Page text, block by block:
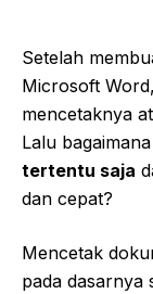
Setelah
Microsoft
mencetaknya
Lalu bagaimana
tertentu saja
dan cepat?
Mencetak
pada dasarnya